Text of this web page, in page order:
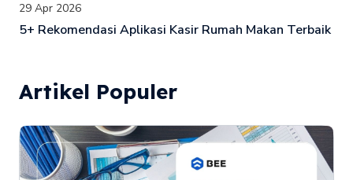
29 Apr 2026
5+ Rekomendasi Aplikasi Kasir Rumah Makan Terbaik
Artikel Populer